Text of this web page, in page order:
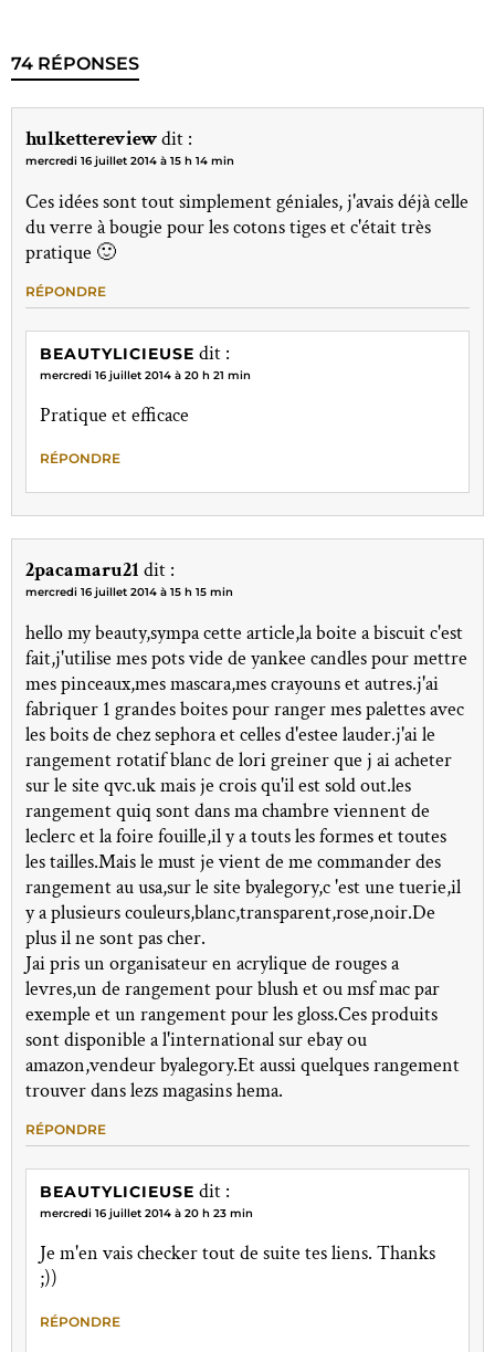
74 RÉPONSES
hulkettereviewdit :
mercredi 16 juillet 2014 à 15 h 14 min
Ces idées sont tout simplement géniales, j'avais déjà celle
du verre à bougie pour les cotons tiges et c'était très
pratique 🙂
RÉPONDRE
BEAUTYLICIEUSE dit :
mercredi 16 juillet 2014 à 20 h 21 min
Pratique et efficace
RÉPONDRE
2pacamaru21 dit :
mercredi 16 juillet 2014 à 15 h 15 min
hello my beauty,sympa cette article,la boite a biscuit c'est
fait,j'utilise mes pots vide de yankee candles pour mettre
mes pinceaux,mes mascara,mes crayouns et autres.j'ai
fabriquer 1 grandes boites pour ranger mes palettes avec
les boits de chez sephora et celles d'estee lauder.j'ai le
rangement rotatif blanc de lori greiner que j ai acheter
sur le site qvc.uk mais je crois qu'il est sold out.les
rangement quiq sont dans ma chambre viennent de
leclerc et la foire fouille,il y a touts les formes et toutes
les tailles.Mais le must je vient de me commander des
rangement au usa,sur le site byalegory,c 'est une tuerie,il
y a plusieurs couleurs,blanc,transparent,rose,noir.De
plus il ne sont pas cher.
Jai pris un organisateur en acrylique de rouges a
levres,un de rangement pour blush et ou msf mac par
exemple et un rangement pour les gloss.Ces produits
sont disponible a l'international sur ebay ou
amazon,vendeur byalegory.Et aussi quelques rangement
trouver dans lezs magasins hema.
RÉPONDRE
BEAUTYLICIEUSE dit :
mercredi 16 juillet 2014 à 20 h 23 min
Je m'en vais checker tout de suite tes liens. Thanks
;))
RÉPONDRE